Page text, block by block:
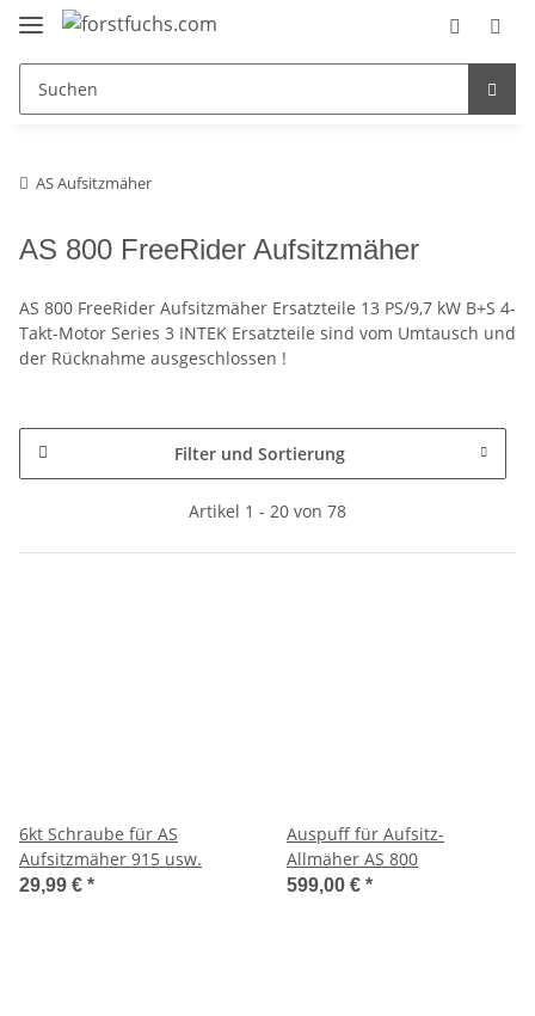
AS Aufsitzmäher
AS 800 FreeRider Aufsitzmäher
AS 800 FreeRider Aufsitzmäher Ersatzteile 13 PS/9,7 kW B+S 4-
Takt-Motor Series 3 INTEK Ersatzteile sind vom Umtausch und
der Rücknahme ausgeschlossen !
Filter und Sortierung
Artikel 1 - 20 von 78
6kt Schraube für AS
Aufsitzmäher 915 usw.
29,99 € *
Auspuff für Aufsitz-
Allmäher AS 800
599,00 € *